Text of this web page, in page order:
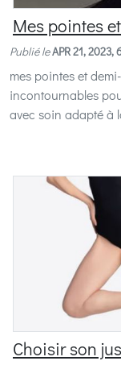
Mes pointes
Publié leAPR 21, 2023,
mes pointes et
incontournables
avec soin adapté à
Choisir son